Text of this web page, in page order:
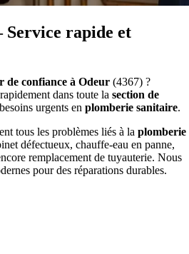
rapide et
de confiance à Odeur (4367) ?
dans toute la section de
urgents en plomberie sanitaire.
tous les problèmes liés à la plomberie
défectueux, chauffe-eau en panne,
remplacement de tuyauterie. Nous
pour des réparations durables.